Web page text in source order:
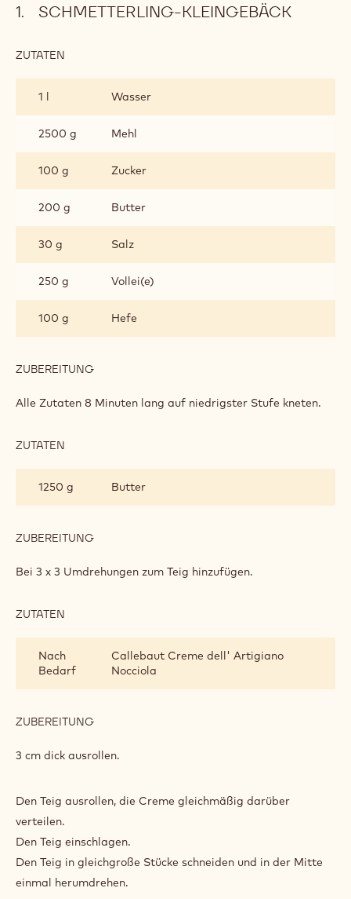
SCHMETTERLING-KLEINGEBÄCK
ZUTATEN
1 l
Wasser
2500 g Mehl
100 g Zucker
200 g Butter
30 g Salz
250 g Vollei(e)
100 g Hefe
ZUBEREITUNG
KLEINGEBÄCK
Alle Zutaten 8 Minuten lang auf niedrigster Stufe kneten.
ZUTATEN
1250 g
Butter
ZUBEREITUNG
KLEINGEBÄCK
Bei 3 x 3 Umdrehungen zum Teig hinzufügen.
ZUTATEN
Nach
Bedarf
Callebaut Creme dell' Artigiano
Nocciola
ZUBEREITUNG
KLEINGEBÄCK
3 cm dick ausrollen.
Den Teig ausrollen, die Creme gleichmäßig darüber
verteilen.
Den Teig einschlagen.
Den Teig in gleichgroße Stücke schneiden und in der Mitte
einmal herumdrehen.